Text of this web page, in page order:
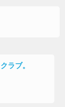
ラブ。